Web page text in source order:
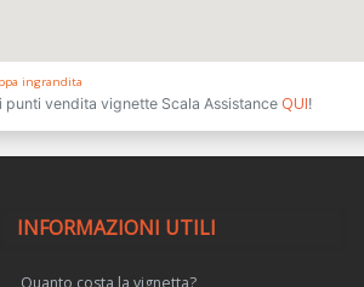
ingrandita
punti vendita vignette Scala Assistance QUI!
INFORMAZIONI UTILI
Quanto costa la vignetta?